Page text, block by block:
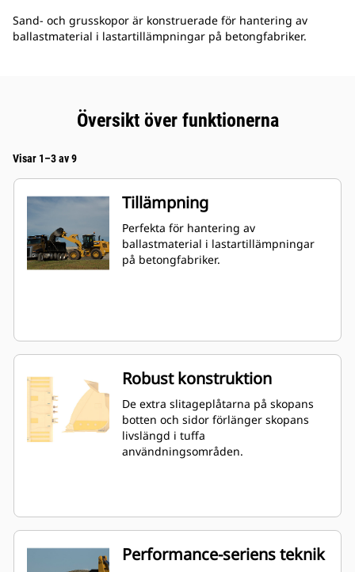
Sand- och grusskopor är konstruerade för hantering av
ballastmaterial i lastartillämpningar på betongfabriker.
Översikt över funktionerna
Visar 1–3 av 9
Tillämpning
Perfekta för hantering av
ballastmaterial i lastartillämpningar
på betongfabriker.
Robust konstruktion
De extra slitageplåtarna på skopans
botten och sidor förlänger skopans
livslängd i tuffa
användningsområden.
Performance-seriens teknik